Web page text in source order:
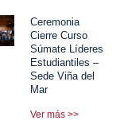
Ceremonia
Cierre Curso
Súmate Líderes
Estudiantiles –
Sede Viña del
Mar
Ver más >>